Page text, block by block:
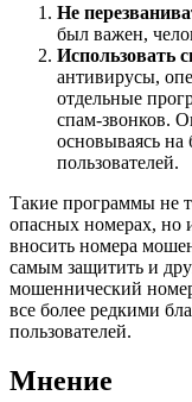
Не
был важен,
Использовать
антивирусы,
отдельные
спам-звонков.
основываясь на
пользователей.
Такие программы не
опасных номерах, но
вносить номера
самым защитить и
мошеннический номер
все более редкими
пользователей.
Мнение